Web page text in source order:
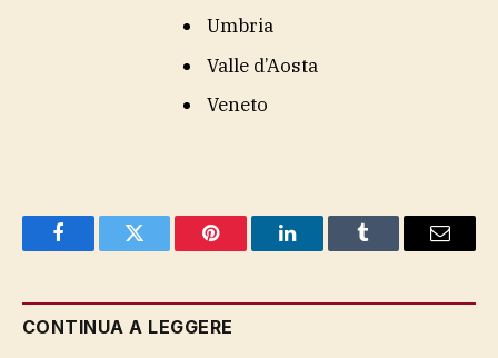
Umbria
Valle d’Aosta
Veneto
FacebookTwitter Pinterest LinkedInTumblr Email
CONTINUA A LEGGERE